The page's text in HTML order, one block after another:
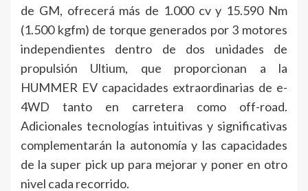
de GM, ofrecerá más de 1.000 cv y 15.590 Nm
(1.500 kgfm) de torque generados por 3 motores
independientes dentro de dos unidades de
propulsión Ultium, que proporcionan a la
HUMMER EV capacidades extraordinarias de e-
4WD tanto en carretera como off-road.
Adicionales tecnologías intuitivas y significativas
complementarán la autonomía y las capacidades
de la super pick up para mejorar y poner en otro
nivel cada recorrido.